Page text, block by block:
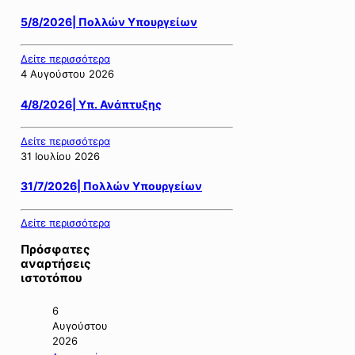
5/8/2026| Πολλών Υπουργείων
Δείτε περισσότερα
4 Αυγούστου 2026
4/8/2026| Υπ. Ανάπτυξης
Δείτε περισσότερα
31 Ιουλίου 2026
31/7/2026| Πολλών Υπουργείων
Δείτε περισσότερα
Πρόσφατες
αναρτήσεις
ιστοτόπου
6
Αυγούστου
2026